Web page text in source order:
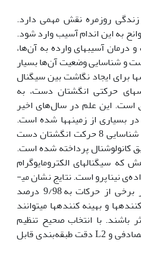
روزمره نقش مهمی دارد.
به این اندام آسیب وارد شود.
آسیب­های وارده به آن‌ها،
و شناسایی وضعیت آن‌ها بسیار
برای ایجاد نگاشت بین سیگنال
حرکتی انگشتان دست، به
است. این علم در سال‌های اخیر
بسیاری از زمینه­ها شده است.
در این مطالعه به ­طبقه­بندی و شناسایی 8 حرکت انگشتان دست
پرداخته شده است.
که سیگنال­های الکترومایوگرام
سطحی بوده مربوط به پایگاه داده‌ی نیناپرو است. نتایج نشان می­
دهد که دقت طبقه‌بندی در برخی از حرکات به 9/98 درصد
و بهینه کننده­ها می­توانند
باشند. با انتخاب صحیح تنظیم
کننده­ها از قبیل لایه­ی حذف تصادفی و L2 دقت طبقه‌بندی قابل